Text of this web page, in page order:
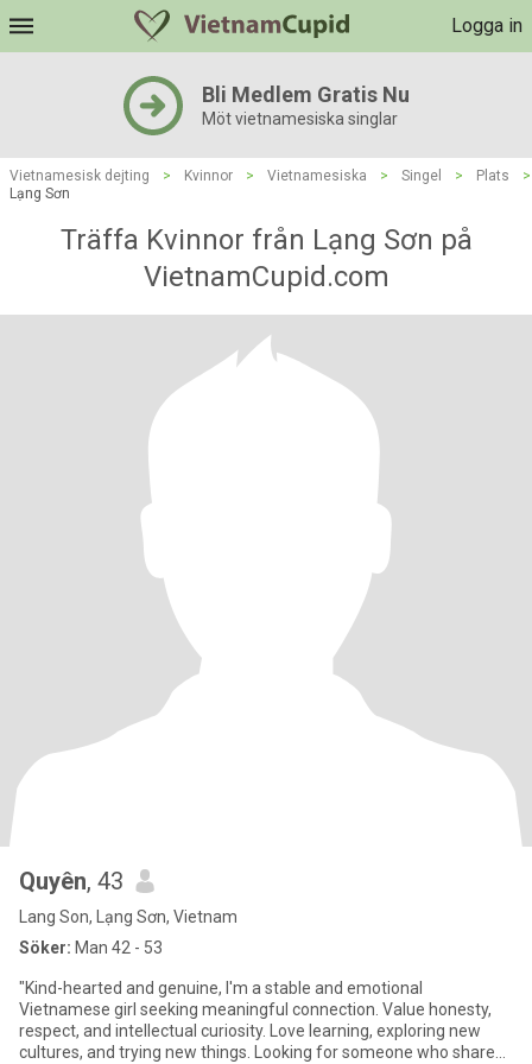
Logga in
Bli Medlem Gratis Nu
Möt vietnamesiska singlar
Vietnamesisk dejting > Kvinnor > Vietnamesiska > Singel > Plats
>
Lạng Sơn
Träffa Kvinnor från Lạng Sơn på
VietnamCupid.com
Quyên, 43
Lang Son, Lạng Sơn, Vietnam
Söker: Man 42 - 53
"Kind-hearted and genuine, I'm a stable and emotional
Vietnamese girl seeking meaningful connection. Value honesty,
respect, and intellectual curiosity. Love learning, exploring new
cultures, and trying new things. Looking for someone who shares